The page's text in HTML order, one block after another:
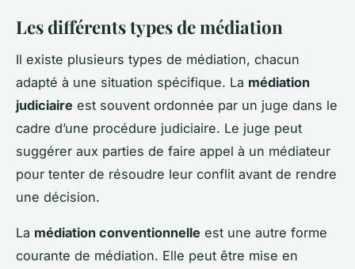
Les différents types de médiation
Il existe plusieurs types de médiation, chacun
adapté à une situation spécifique. La médiation
judiciaire est souvent ordonnée par un juge dans le
cadre d’une procédure judiciaire. Le juge peut
suggérer aux parties de faire appel à un médiateur
pour tenter de résoudre leur conflit avant de rendre
une décision.
La médiation conventionnelle est une autre forme
courante de médiation. Elle peut être mise en